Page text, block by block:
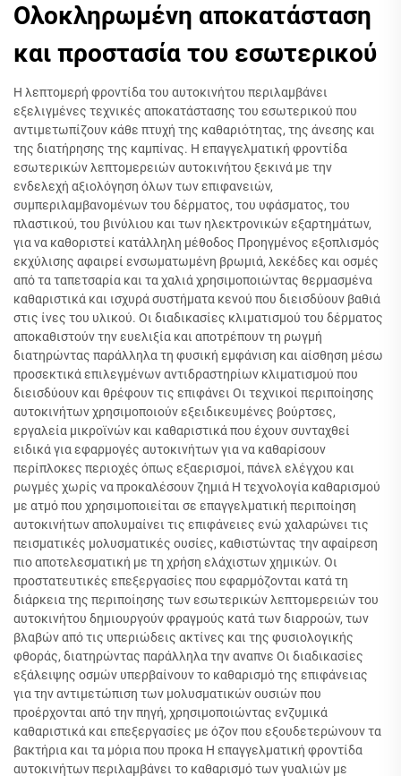
Ολοκληρωμένη αποκατάσταση
και προστασία του εσωτερικού
Η λεπτομερή φροντίδα του αυτοκινήτου περιλαμβάνει
εξελιγμένες τεχνικές αποκατάστασης του εσωτερικού που
αντιμετωπίζουν κάθε πτυχή της καθαριότητας, της άνεσης και
της διατήρησης της καμπίνας. Η επαγγελματική φροντίδα
εσωτερικών λεπτομερειών αυτοκινήτου ξεκινά με την
ενδελεχή αξιολόγηση όλων των επιφανειών,
συμπεριλαμβανομένων του δέρματος, του υφάσματος, του
πλαστικού, του βινύλιου και των ηλεκτρονικών εξαρτημάτων,
για να καθοριστεί κατάλληλη μέθοδος Προηγμένος εξοπλισμός
εκχύλισης αφαιρεί ενσωματωμένη βρωμιά, λεκέδες και οσμές
από τα ταπετσαρία και τα χαλιά χρησιμοποιώντας θερμασμένα
καθαριστικά και ισχυρά συστήματα κενού που διεισδύουν βαθιά
στις ίνες του υλικού. Οι διαδικασίες κλιματισμού του δέρματος
αποκαθιστούν την ευελιξία και αποτρέπουν τη ρωγμή
διατηρώντας παράλληλα τη φυσική εμφάνιση και αίσθηση μέσω
προσεκτικά επιλεγμένων αντιδραστηρίων κλιματισμού που
διεισδύουν και θρέφουν τις επιφάνει Οι τεχνικοί περιποίησης
αυτοκινήτων χρησιμοποιούν εξειδικευμένες βούρτσες,
εργαλεία μικροϊνών και καθαριστικά που έχουν συνταχθεί
ειδικά για εφαρμογές αυτοκινήτων για να καθαρίσουν
περίπλοκες περιοχές όπως εξαερισμοί, πάνελ ελέγχου και
ρωγμές χωρίς να προκαλέσουν ζημιά Η τεχνολογία καθαρισμού
με ατμό που χρησιμοποιείται σε επαγγελματική περιποίηση
αυτοκινήτων απολυμαίνει τις επιφάνειες ενώ χαλαρώνει τις
πεισματικές μολυσματικές ουσίες, καθιστώντας την αφαίρεση
πιο αποτελεσματική με τη χρήση ελάχιστων χημικών. Οι
προστατευτικές επεξεργασίες που εφαρμόζονται κατά τη
διάρκεια της περιποίησης των εσωτερικών λεπτομερειών του
αυτοκινήτου δημιουργούν φραγμούς κατά των διαρροών, των
βλαβών από τις υπεριώδεις ακτίνες και της φυσιολογικής
φθοράς, διατηρώντας παράλληλα την αναπνε Οι διαδικασίες
εξάλειψης οσμών υπερβαίνουν το καθαρισμό της επιφάνειας
για την αντιμετώπιση των μολυσματικών ουσιών που
προέρχονται από την πηγή, χρησιμοποιώντας ενζυμικά
καθαριστικά και επεξεργασίες με όζον που εξουδετερώνουν τα
βακτήρια και τα μόρια που προκα Η επαγγελματική φροντίδα
αυτοκινήτων περιλαμβάνει το καθαρισμό των γυαλιών με